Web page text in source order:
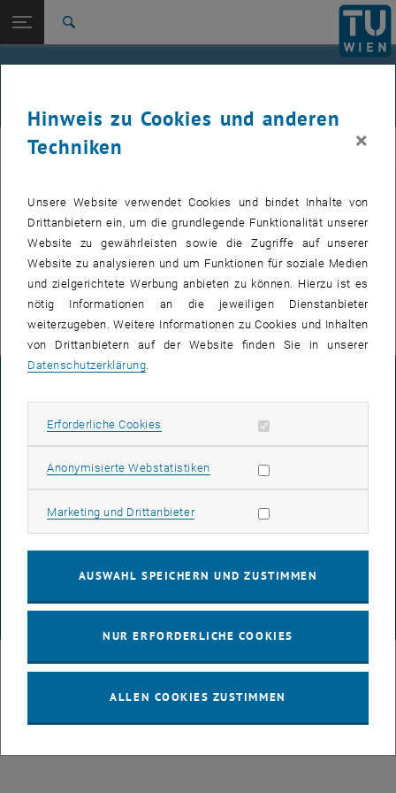
TU Login
Zur 1. Menü Ebene
Projektteam Edtmaier
Recycling
composites
Wolframhältige Werkstoffe und Hartmetalle
Edelmetalle
Magnesiumkrätze
BARRIEREFREIHEITSERKLÄRUNG
DATENSCHUTZERKLÄRUNG (PDF)
COOKIEEINSTELLUNGEN
Hinweis zu Cookies und anderen
Techniken
×
Unsere Website verwendet Cookies und bindet Inhalte von
Drittanbietern ein, um die grundlegende Funktionalität unserer
Website zu gewährleisten sowie die Zugriffe auf unserer
Website zu analysieren und um Funktionen für soziale Medien
und zielgerichtete Werbung anbieten zu können. Hierzu ist es
nötig Informationen an die jeweiligen Dienstanbieter
weiterzugeben. Weitere Informationen zu Cookies und Inhalten
von Drittanbietern auf der Website finden Sie in unserer
Datenschutzerklärung.
Erforderliche Cookies Erforderliche Cookies zulassen
Anonymisierte WebstatistikenStatistik Cookies zulassen
Marketing und DrittanbieterMarketing Cookies zulassen
AUSWAHL SPEICHERN UND ZUSTIMMEN
NUR ERFORDERLICHE COOKIES
ALLEN COOKIES ZUSTIMMEN